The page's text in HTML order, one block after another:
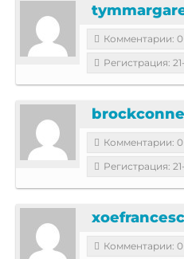
Комментарии: 0
Регистрация:
Комментарии: 0
Регистрация:
Комментарии: 0